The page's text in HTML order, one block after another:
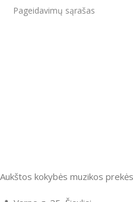
Pageidavimų sąrašas
Aukštos kokybės muzikos